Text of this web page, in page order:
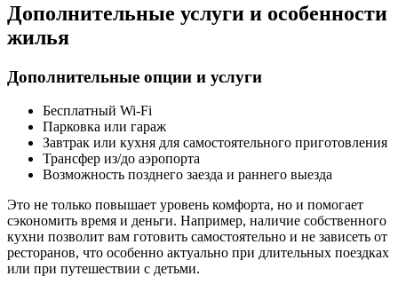
Дополнительные услуги и особенности
жилья
Дополнительные опции и услуги
Бесплатный Wi-Fi
Парковка или гараж
Завтрак или кухня для самостоятельного приготовления
Трансфер из/до аэропорта
Возможность позднего заезда и раннего выезда
Это не только повышает уровень комфорта, но и помогает
сэкономить время и деньги. Например, наличие собственного
кухни позволит вам готовить самостоятельно и не зависеть от
ресторанов, что особенно актуально при длительных поездках
или при путешествии с детьми.